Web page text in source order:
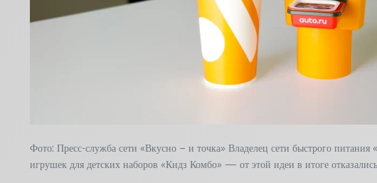
Фото: Пресс-служба сети «Вкусно – и точка» Владелец сети быстрого
игрушек для детских наборов «Кидз Комбо» — от этой идеи в итоге